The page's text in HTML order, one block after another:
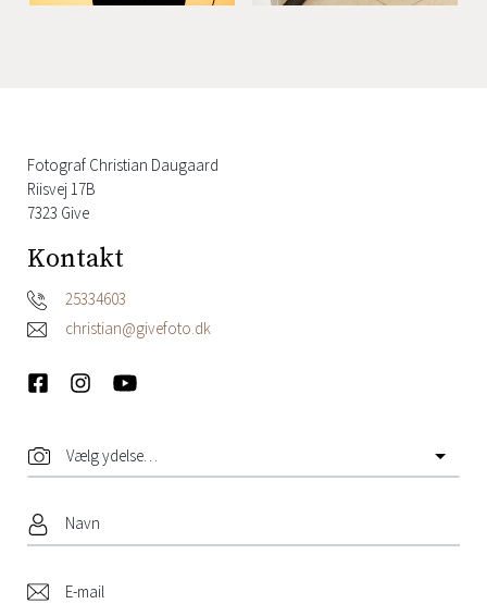
Fotograf Christian Daugaard
Riisvej 17B
7323 Give
Kontakt
25334603
christian@givefoto.dk